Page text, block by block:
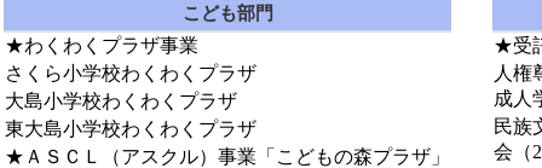
こども部門
★わくわくプラザ事業
さくら小学校わくわくプラザ
大島小学校わくわくプラザ
東大島小学校わくわくプラザ
★ＡＳＣＬ（アスクル）事業「こどもの森プラザ」
★受
人権
成人
民族
会（